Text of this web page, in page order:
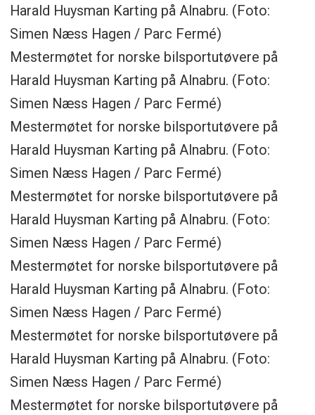
Harald Huysman Karting på Alnabru. (Foto:
Simen Næss Hagen / Parc Fermé)
Mestermøtet for norske bilsportutøvere på
Harald Huysman Karting på Alnabru. (Foto:
Simen Næss Hagen / Parc Fermé)
Mestermøtet for norske bilsportutøvere på
Harald Huysman Karting på Alnabru. (Foto:
Simen Næss Hagen / Parc Fermé)
Mestermøtet for norske bilsportutøvere på
Harald Huysman Karting på Alnabru. (Foto:
Simen Næss Hagen / Parc Fermé)
Mestermøtet for norske bilsportutøvere på
Harald Huysman Karting på Alnabru. (Foto:
Simen Næss Hagen / Parc Fermé)
Mestermøtet for norske bilsportutøvere på
Harald Huysman Karting på Alnabru. (Foto:
Simen Næss Hagen / Parc Fermé)
Mestermøtet for norske bilsportutøvere på